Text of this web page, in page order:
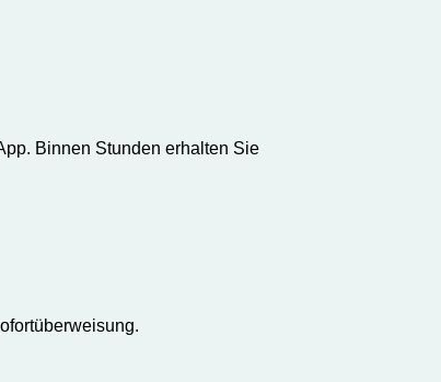
Binnen Stunden erhalten Sie